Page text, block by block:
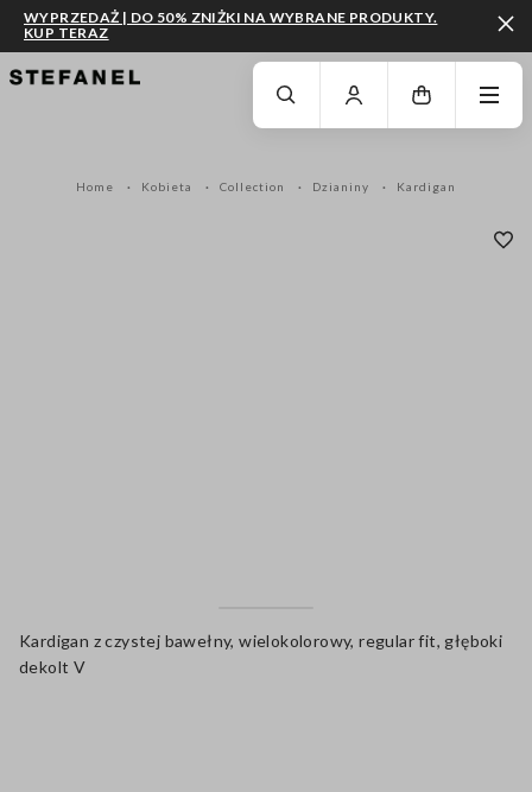
PRZEJDŹ DO GŁÓWNEJ TREŚCI PRZEWIŃ NA DÓŁ STRONY
WYPRZEDAŻ | DO 50% ZNIŻKI NA WYBRANE PRODUKTY.
KUP TERAZ
Home Kobieta Collection Dzianiny Kardigan
Kardigan z czystej bawełny, wielokolorowy, regular fit, głęboki
dekolt V